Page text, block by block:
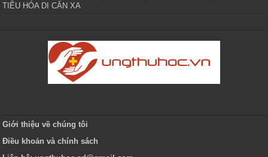
TIÊU HÓA DI CĂN XA
Giới thiệu về chúng tôi
Điều khoản và chính sách